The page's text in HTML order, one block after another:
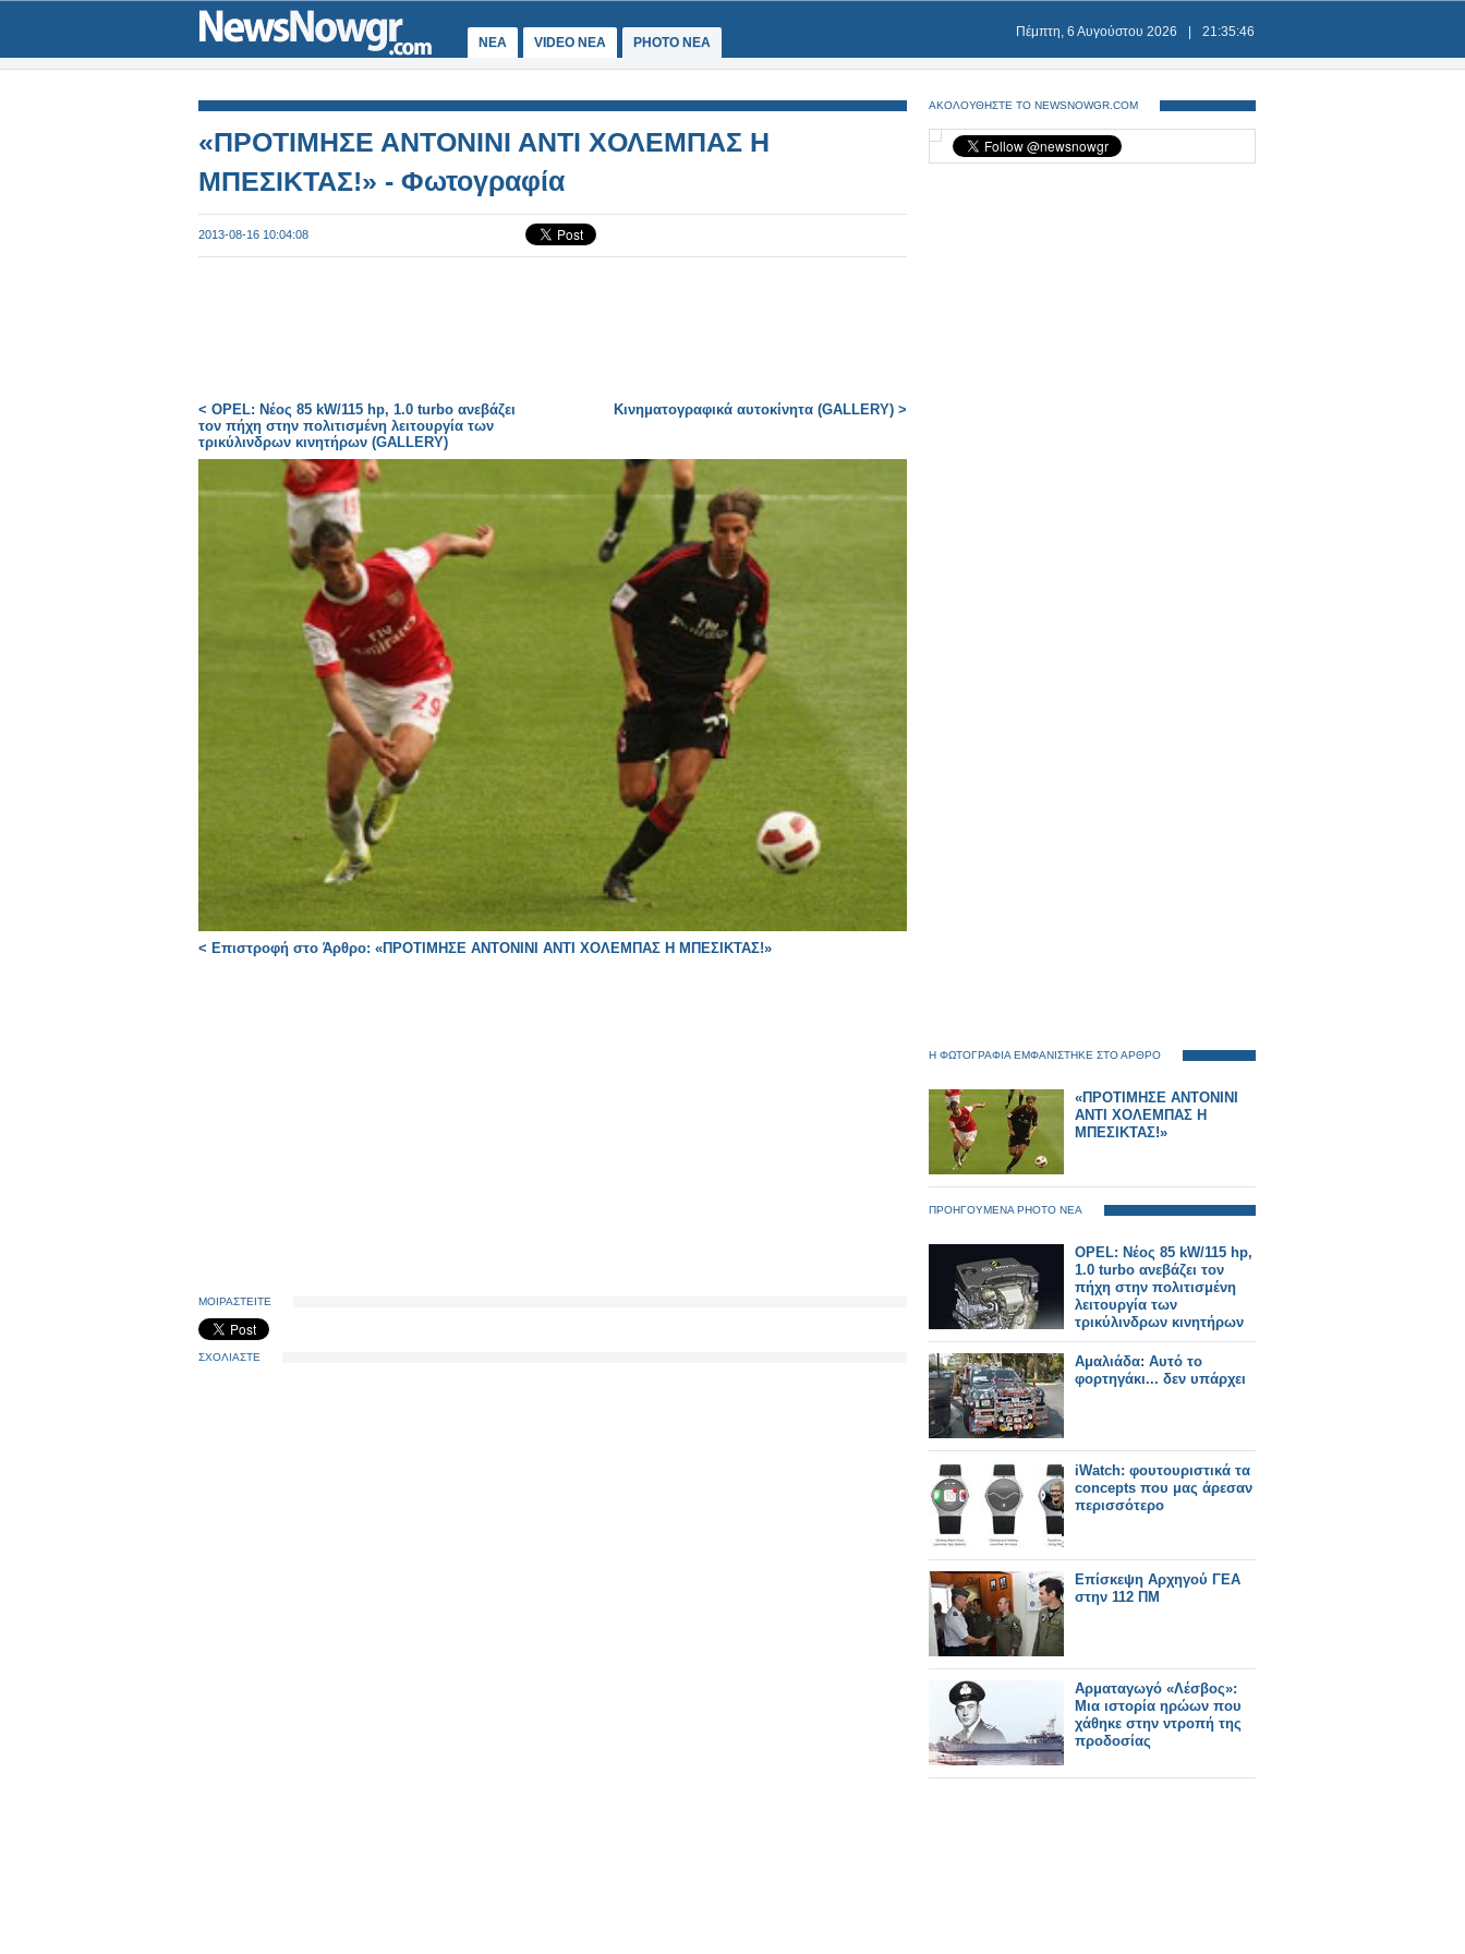
ΝΕΑ VIDEO NEA PHOTO NEA
Πέμπτη, 6 Αυγούστου 2026 21:35:46
«ΠΡΟΤΙΜΗΣΕ ΑΝΤΟΝΙΝΙ ΑΝΤΙ ΧΟΛΕΜΠΑΣ Η
ΜΠΕΣΙΚΤΑΣ!» - Φωτογραφία
2013-08-16 10:04:08
< OPEL: Νέος 85 kW/115 hp, 1.0 turbo ανεβάζει
τον πήχη στην πολιτισμένη λειτουργία των
τρικύλινδρων κινητήρων (GALLERY)
Κινηματογραφικά αυτοκίνητα (GALLERY) >
< Επιστροφή στο Άρθρο: «ΠΡΟΤΙΜΗΣΕ ΑΝΤΟΝΙΝΙ ΑΝΤΙ ΧΟΛΕΜΠΑΣ Η ΜΠΕΣΙΚΤΑΣ!»
ΜΟΙΡΑΣΤΕΙΤΕ
ΣΧΟΛΙΑΣΤΕ
ΑΚΟΛΟΥΘΗΣΤΕ ΤΟ NEWSNOWGR.COM
Η ΦΩΤΟΓΡΑΦΙΑ ΕΜΦΑΝΙΣΤΗΚΕ ΣΤΟ ΑΡΘΡΟ
«ΠΡΟΤΙΜΗΣΕ ΑΝΤΟΝΙΝΙ
ΑΝΤΙ ΧΟΛΕΜΠΑΣ Η
ΜΠΕΣΙΚΤΑΣ!»
ΠΡΟΗΓΟΥΜΕΝΑ PHOTO ΝΕΑ
OPEL: Νέος 85 kW/115 hp,
1.0 turbo ανεβάζει τον
πήχη στην πολιτισμένη
λειτουργία των
τρικύλινδρων κινητήρων
Aμαλιάδα: Αυτό το
φορτηγάκι... δεν υπάρχει
iWatch: φουτουριστικά τα
concepts που μας άρεσαν
περισσότερο
Επίσκεψη Αρχηγού ΓΕΑ
στην 112 ΠΜ
Αρματαγωγό «Λέσβος»:
Μια ιστορία ηρώων που
χάθηκε στην ντροπή της
προδοσίας